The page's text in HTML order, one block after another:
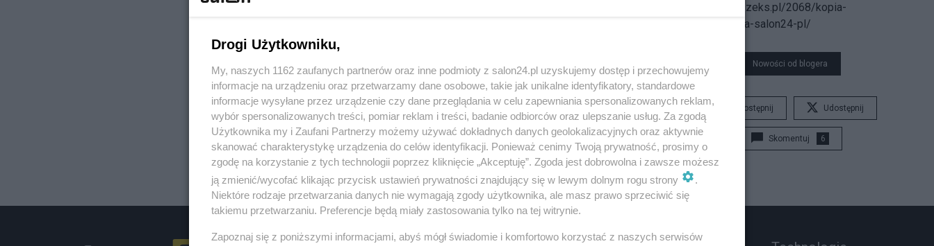
http://blog.zbyszeks.pl/2068/kopia-
bezpieczenstwa-salon24-pl/
Nowości od blogera
Udostępnij Udostępnij
Skomentuj 6
Drogi Użytkowniku,
My, naszych 1162 zaufanych partnerów oraz inne podmioty z salon24.pl uzyskujemy dostęp i przechowujemy
informacje na urządzeniu oraz przetwarzamy dane osobowe, takie jak unikalne identyfikatory, standardowe
informacje wysyłane przez urządzenie czy dane przeglądania w celu zapewniania spersonalizowanych reklam,
wybór spersonalizowanych treści, pomiar reklam i treści, badanie odbiorców oraz ulepszanie usług. Za zgodą
Użytkownika my i Zaufani Partnerzy możemy używać dokładnych danych geolokalizacyjnych oraz aktywnie
skanować charakterystykę urządzenia do celów identyfikacji. Ponieważ cenimy Twoją prywatność, prosimy o
zgodę na korzystanie z tych technologii poprzez kliknięcie „Akceptuję”. Zgoda jest dobrowolna i zawsze możesz
ją zmienić/wycofać klikając przycisk ustawień prywatności znajdujący się w lewym dolnym rogu strony
.
Niektóre rodzaje przetwarzania danych nie wymagają zgody użytkownika, ale masz prawo sprzeciwić się
takiemu przetwarzaniu. Preferencje będą miały zastosowania tylko na tej witrynie.
Zapoznaj się z poniższymi informacjami, abyś mógł świadomie i komfortowo korzystać z naszych serwisów